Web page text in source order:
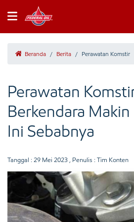
Beranda / Berita / Perawatan Komstir
Perawatan
Berkendara
Ini Sebabnya
Tanggal : 29 Mei 2023 , Penulis : Tim Konten